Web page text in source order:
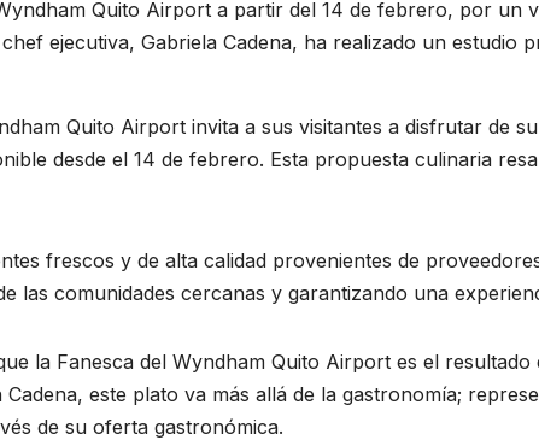
Quito Airport a partir del 14 de febrero, por un
ejecutiva, Gabriela Cadena, ha realizado un estudio
Quito Airport invita a sus visitantes a disfrutar de
desde el 14 de febrero. Esta propuesta culinaria
frescos y de alta calidad provenientes de
las comunidades cercanas y garantizando una
la Fanesca del Wyndham Quito Airport es el
este plato va más allá de la gastronomía;
de su oferta gastronómica.